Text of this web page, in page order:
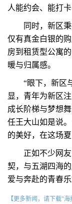
人能约会、能打
同时，新区秉
仅有真金白银的
房到租赁型公寓
暖与归属感。
“眼下，新区与
显，青年为新区
成长阶梯与梦想
任王大山如是说
的美好，在这场
正如不少网友
契，与五湖四海
爱与奔赴的青春乐
【更多新闻，请下载"